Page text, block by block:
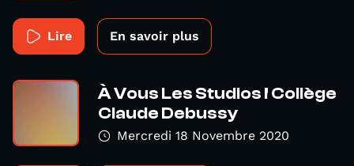
Lire En savoir plus
À Vous Les Studios ! Collège
Claude Debussy
Mercredi 18 Novembre 2020